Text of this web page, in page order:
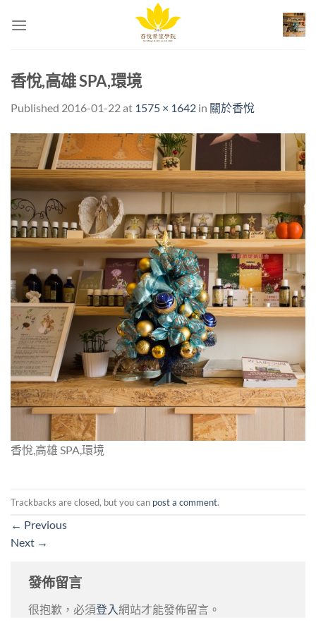
香悅,高雄 SPA,環境
Published 2016-01-22at 1575 × 1642 in 關於香悅
香悅,高雄 SPA,環境
Trackbacks are closed, but you can post a comment.
← Previous
Next →
發佈留言
很抱歉，必須登入網站才能發佈留言。